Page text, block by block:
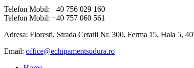
Telefon Mobil: +40 756 029 160
Telefon Mobil: +40 757 060 561
Adresa: Floresti, Strada Cetatii Nr. 300, Ferma 15, Hala 5,
Email: office@echipamentsudura.ro